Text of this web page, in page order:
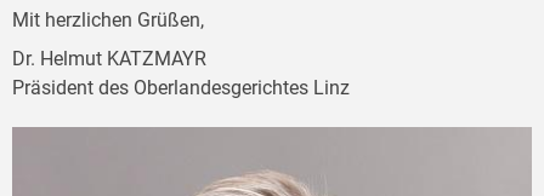
Mit herzlichen Grüßen,
Dr. Helmut KATZMAYR
Präsident des Oberlandesgerichtes Linz